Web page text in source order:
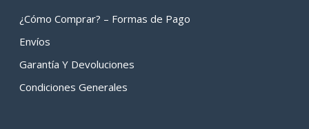
¿Cómo Comprar? – Formas de Pago
Envíos
Garantía Y Devoluciones
Condiciones Generales